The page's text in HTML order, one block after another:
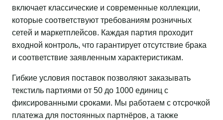
включает классические и современные коллекции,
которые соответствуют требованиям розничных
сетей и маркетплейсов. Каждая партия проходит
входной контроль, что гарантирует отсутствие брака
и соответствие заявленным характеристикам.
Гибкие условия поставок позволяют заказывать
текстиль партиями от 50 до 1000 единиц с
фиксированными сроками. Мы работаем с отсрочкой
платежа для постоянных партнёров, а также